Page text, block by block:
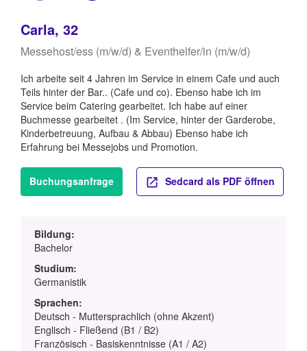
Carla, 32
Messehost/ess (m/w/d) & Eventhelfer/in (m/w/d)
Ich arbeite seit 4 Jahren im Service in einem Cafe und auch
Teils hinter der Bar.. (Cafe und co). Ebenso habe ich im
Service beim Catering gearbeitet. Ich habe auf einer
Buchmesse gearbeitet . (Im Service, hinter der Garderobe,
Kinderbetreuung, Aufbau & Abbau) Ebenso habe ich
Erfahrung bei Messejobs und Promotion.
Buchungsanfrage Sedcard als PDF öffnen
Bildung:
Bachelor
Studium:
Germanistik
Sprachen:
Deutsch - Muttersprachlich (ohne Akzent)
Englisch - Fließend (B1 / B2)
Französisch - Basiskenntnisse (A1 / A2)